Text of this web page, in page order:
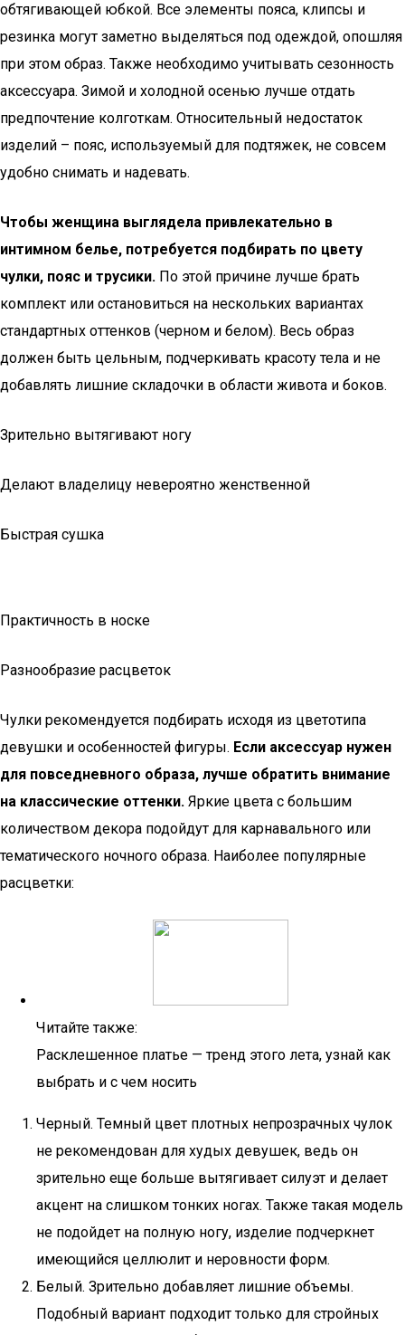
обтягивающей юбкой. Все элементы пояса, клипсы и
резинка могут заметно выделяться под одеждой, опошляя
при этом образ. Также необходимо учитывать сезонность
аксессуара. Зимой и холодной осенью лучше отдать
предпочтение колготкам. Относительный недостаток
изделий – пояс, используемый для подтяжек, не совсем
удобно снимать и надевать.
Чтобы женщина выглядела привлекательно в
интимном белье, потребуется подбирать по цвету
чулки, пояс и трусики. По этой причине лучше брать
комплект или остановиться на нескольких вариантах
стандартных оттенков (черном и белом). Весь образ
должен быть цельным, подчеркивать красоту тела и не
добавлять лишние складочки в области живота и боков.
Зрительно вытягивают ногу
Делают владелицу невероятно женственной
Быстрая сушка
Практичность в носке
Разнообразие расцветок
Чулки рекомендуется подбирать исходя из цветотипа
девушки и особенностей фигуры. Если аксессуар нужен
для повседневного образа, лучше обратить внимание
на классические оттенки. Яркие цвета с большим
количеством декора подойдут для карнавального или
тематического ночного образа. Наиболее популярные
расцветки:
Читайте также:
Расклешенное платье — тренд этого лета, узнай как
выбрать и с чем носить
Черный. Темный цвет плотных непрозрачных чулок
не рекомендован для худых девушек, ведь он
зрительно еще больше вытягивает силуэт и делает
акцент на слишком тонких ногах. Также такая модель
не подойдет на полную ногу, изделие подчеркнет
имеющийся целлюлит и неровности форм.
Белый. Зрительно добавляет лишние объемы.
Подобный вариант подходит только для стройных